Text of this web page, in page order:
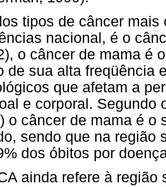
tipos de câncer
nacional, é o
o câncer de mama é
de sua alta freqüência
que afetam a
e corporal. Segundo
o câncer de mama é o
sendo que na região
dos óbitos por
ainda refere à